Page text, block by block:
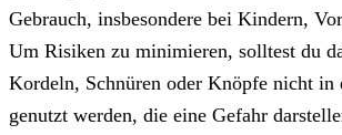
Gebrauch, insbesondere bei Kindern,
Um Risiken zu minimieren, solltest du
Kordeln, Schnüren oder Knöpfe nicht in
genutzt werden, die eine Gefahr